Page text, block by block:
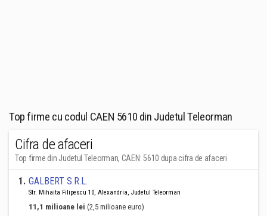
Top firme cu codul CAEN 5610 din Judetul Teleorman
Cifra de afaceri
Top firme din Judetul Teleorman, CAEN: 5610 dupa cifra de afaceri
1. GALBERT S.R.L.
Str. Mihaita Filipescu 10, Alexandria, Judetul Teleorman
11,1 milioane lei (2,5 milioane euro)